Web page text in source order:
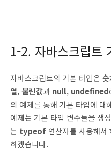
1-2. 자바스크립트
자바스크립트의 기본 타입은
열,불린값과 null, undefined
의 예제를 통해 기본 타입에 대
예제는 기본 타입 변수들을 생
는 typeof 연산자를 사용해서
하겠습니다.